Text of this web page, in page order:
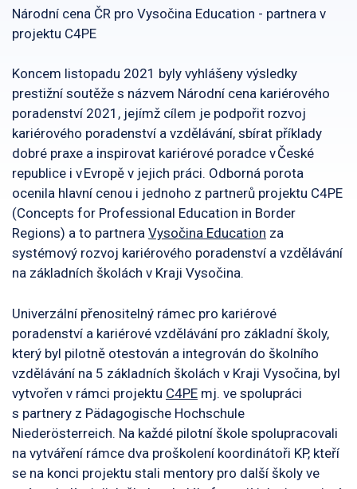
Národní cena ČR pro Vysočina Education - partnera v
projektu C4PE
Koncem listopadu 2021 byly vyhlášeny výsledky
prestižní soutěže s názvem Národní cena kariérového
poradenství 2021, jejímž cílem je podpořit rozvoj
kariérového poradenství a vzdělávání, sbírat příklady
dobré praxe a inspirovat kariérové poradce v České
republice i v Evropě v jejich práci. Odborná porota
ocenila hlavní cenou i jednoho z partnerů projektu C4PE
(Concepts for Professional Education in Border
Regions) a to partnera Vysočina Education za
systémový rozvoj kariérového poradenství a vzdělávání
na základních školách v Kraji Vysočina.
Univerzální přenositelný rámec pro kariérové
poradenství a kariérové vzdělávání pro základní školy,
který byl pilotně otestován a integrován do školního
vzdělávání na 5 základních školách v Kraji Vysočina, byl
vytvořen v rámci projektu C4PE mj. ve spolupráci
s partnery z Pädagogische Hochschule
Niederösterreich. Na každé pilotní škole spolupracovali
na vytváření rámce dva proškolení koordinátoři KP, kteří
se na konci projektu stali mentory pro další školy ve